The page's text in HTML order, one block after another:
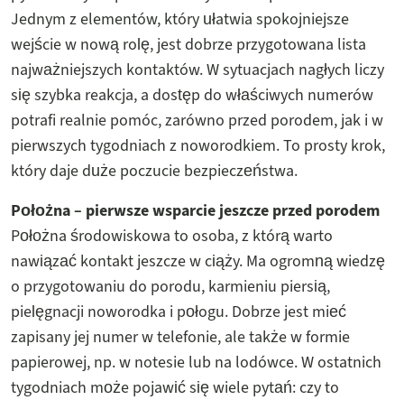
Jednym z elementów, który ułatwia spokojniejsze
wejście w nową rolę, jest dobrze przygotowana lista
najważniejszych kontaktów. W sytuacjach nagłych liczy
się szybka reakcja, a dostęp do właściwych numerów
potrafi realnie pomóc, zarówno przed porodem, jak i w
pierwszych tygodniach z noworodkiem. To prosty krok,
który daje duże poczucie bezpieczeństwa.
Położna – pierwsze wsparcie jeszcze przed porodem
Położna środowiskowa to osoba, z którą warto
nawiązać kontakt jeszcze w ciąży. Ma ogromną wiedzę
o przygotowaniu do porodu, karmieniu piersią,
pielęgnacji noworodka i połogu. Dobrze jest mieć
zapisany jej numer w telefonie, ale także w formie
papierowej, np. w notesie lub na lodówce. W ostatnich
tygodniach może pojawić się wiele pytań: czy to